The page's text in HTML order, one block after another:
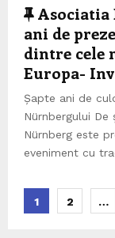
C
a
r
a
c
t
e
r
s
t
Asociatia
ani de
dintre cele
Europa-
Șapte ani de
Nürnbergului
Nürnberg este
eveniment cu
Posts
1 2 …